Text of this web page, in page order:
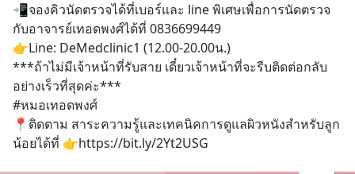
📲จองคิวนัดตรวจได้ที่เบอร์และ line พิเศษเพื่อการนัดตรวจ
กับอาจารย์เทอดพงศ์ได้ที่ 0836699449
👉Line: DeMedclinic1 (12.00-20.00น.)
***ถ้าไม่มีเจ้าหน้าที่รับสาย เดี๋ยวเจ้าหน้าที่จะรีบติดต่อกลับ
อย่างเร็วที่สุดค่ะ***
#หมอเทอดพงศ์
📍ติดตาม สาระความรู้และเทคนิคการดูแลผิวหนังสำหรับลูก
น้อยได้ที่ 👉https://bit.ly/2Yt2USG